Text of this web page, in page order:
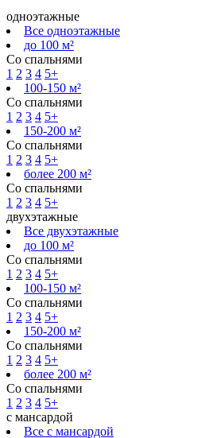
одноэтажные
Все одноэтажные
до 100 м²
Со спальнями
1 2 3 4 5+
100-150 м²
Со спальнями
1 2 3 4 5+
150-200 м²
Со спальнями
1 2 3 4 5+
более 200 м²
Со спальнями
1 2 3 4 5+
двухэтажные
Все двухэтажные
до 100 м²
Со спальнями
1 2 3 4 5+
100-150 м²
Со спальнями
1 2 3 4 5+
150-200 м²
Со спальнями
1 2 3 4 5+
более 200 м²
Со спальнями
1 2 3 4 5+
с мансардой
Все с мансардой